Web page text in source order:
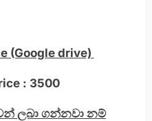
(Google drive)
: 3500
ලබා ගන්නවා නම්